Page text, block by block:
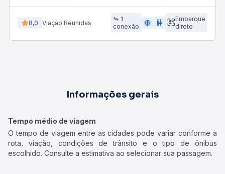
8,0 Viação Reunidas
1
conexão
ac_unit wc
Embarque
direto
Informações gerais
Tempo médio de viagem
O tempo de viagem entre as cidades pode variar conforme a
rota, viação, condições de trânsito e o tipo de ônibus
escolhido. Consulte a estimativa ao selecionar sua passagem.